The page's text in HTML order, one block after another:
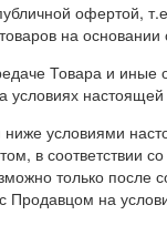
офертой,
на
Товара и иные
условиях
условиями
в соответствии
только после
Продавцом на